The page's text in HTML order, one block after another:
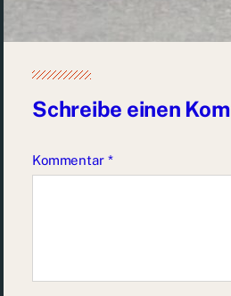
Schreibe einen
Kommentar *